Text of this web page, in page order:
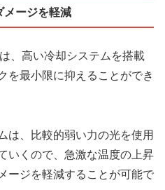
ージを軽減
、高い冷却システムを搭載
を最小限に抑えることができ
は、比較的弱い力の光を使用
いくので、 急激な温度の上昇
ージを軽減することが可能で